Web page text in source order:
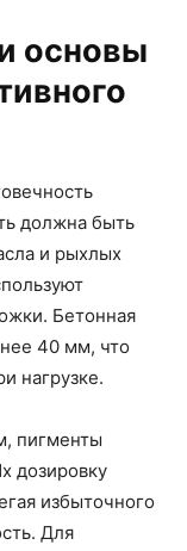
основы
должна быть
и рыхлых
Бетонная
40 мм, что
нагрузке.
пигменты
дозировку
избыточного
Для